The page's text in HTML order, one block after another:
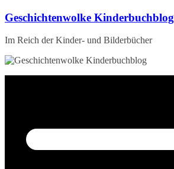
Zum
springen
Geschichtenwolke Kinderbuchblog
Im Reich der Kinder- und Bilderbücher